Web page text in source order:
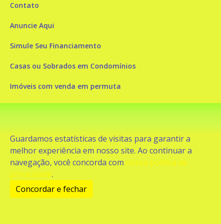
Guardamos estatísticas de visitas para garantir a
melhor experiência em nosso site. Ao continuar a
navegação, você concorda com nossa política de
privacidade.
Concordar e fechar
Contato
Anuncie Aqui
Simule Seu Financiamento
Casas ou Sobrados em Condomínios
Imóveis com venda em permuta
Imóveis com Vista para o Mar
Casa com piscina
Apartamento com piscina
Condomínio fechado